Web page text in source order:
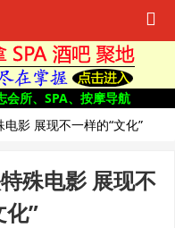
会所、SPA、按摩导航
影 展现不一样的“文化”
殊电影 展现不
化”